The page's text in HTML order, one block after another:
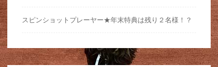
スピンショットプレーヤー★年末特典は残り２名様！？